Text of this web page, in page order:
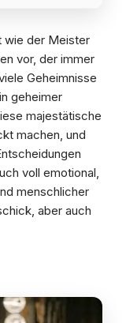
wie der Meister
vor, der immer
Geheimnisse
geheimer
majestätische
machen, und
voll emotional,
menschlicher
aber auch